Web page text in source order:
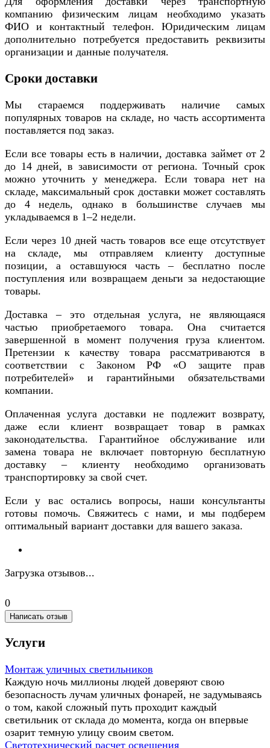
компанию физическим лицам необходимо указать
ФИО и контактный телефон. Юридическим лицам
дополнительно потребуется предоставить реквизиты
организации и данные получателя.
Сроки доставки
Мы стараемся поддерживать наличие самых
популярных товаров на складе, но часть ассортимента
поставляется под заказ.
Если все товары есть в наличии, доставка займет от 2
до 14 дней, в зависимости от региона. Точный срок
можно уточнить у менеджера. Если товара нет на
складе, максимальный срок доставки может составлять
до 4 недель, однако в большинстве случаев мы
укладываемся в 1–2 недели.
Если через 10 дней часть товаров все еще отсутствует
на складе, мы отправляем клиенту доступные
позиции, а оставшуюся часть – бесплатно после
поступления или возвращаем деньги за недостающие
товары.
Доставка – это отдельная услуга, не являющаяся
частью приобретаемого товара. Она считается
завершенной в момент получения груза клиентом.
Претензии к качеству товара рассматриваются в
соответствии с Законом РФ «О защите прав
потребителей» и гарантийными обязательствами
компании.
Оплаченная услуга доставки не подлежит возврату,
даже если клиент возвращает товар в рамках
законодательства. Гарантийное обслуживание или
замена товара не включает повторную бесплатную
доставку – клиенту необходимо организовать
транспортировку за свой счет.
Если у вас остались вопросы, наши консультанты
готовы помочь. Свяжитесь с нами, и мы подберем
оптимальный вариант доставки для вашего заказа.
Загрузка отзывов...
0
Написать отзыв
Услуги
Монтаж уличных светильников
Каждую ночь миллионы людей доверяют свою
безопасность лучам уличных фонарей, не задумываясь
о том, какой сложный путь проходит каждый
светильник от склада до момента, когда он впервые
озарит темную улицу своим светом.
Светотехнический расчет освещения